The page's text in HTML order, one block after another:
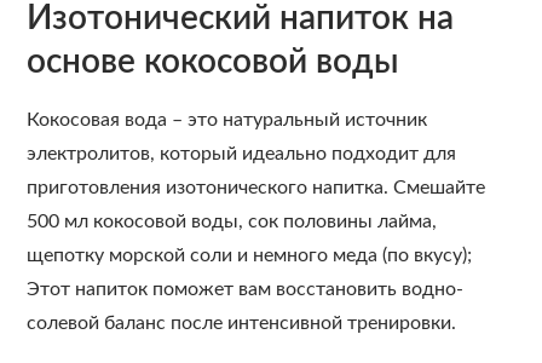
Изотонический напиток на
основе кокосовой воды
Кокосовая вода – это натуральный источник
электролитов, который идеально подходит для
приготовления изотонического напитка. Смешайте
500 мл кокосовой воды, сок половины лайма,
щепотку морской соли и немного меда (по вкусу);
Этот напиток поможет вам восстановить водно-
солевой баланс после интенсивной тренировки.